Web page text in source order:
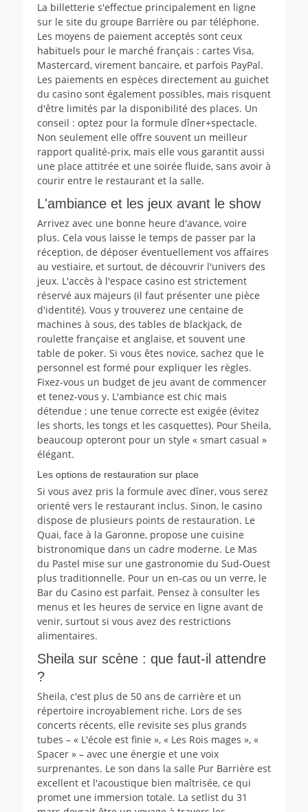
La billetterie s'effectue principalement en ligne
sur le site du groupe Barrière ou par téléphone.
Les moyens de paiement acceptés sont ceux
habituels pour le marché français : cartes Visa,
Mastercard, virement bancaire, et parfois PayPal.
Les paiements en espèces directement au guichet
du casino sont également possibles, mais risquent
d'être limités par la disponibilité des places. Un
conseil : optez pour la formule dîner+spectacle.
Non seulement elle offre souvent un meilleur
rapport qualité-prix, mais elle vous garantit aussi
une place attitrée et une soirée fluide, sans avoir à
courir entre le restaurant et la salle.
L'ambiance et les jeux avant le show
Arrivez avec une bonne heure d'avance, voire
plus. Cela vous laisse le temps de passer par la
réception, de déposer éventuellement vos affaires
au vestiaire, et surtout, de découvrir l'univers des
jeux. L'accès à l'espace casino est strictement
réservé aux majeurs (il faut présenter une pièce
d'identité). Vous y trouverez une centaine de
machines à sous, des tables de blackjack, de
roulette française et anglaise, et souvent une
table de poker. Si vous êtes novice, sachez que le
personnel est formé pour expliquer les règles.
Fixez-vous un budget de jeu avant de commencer
et tenez-vous y. L'ambiance est chic mais
détendue ; une tenue correcte est exigée (évitez
les shorts, les tongs et les casquettes). Pour Sheila,
beaucoup opteront pour un style « smart casual »
élégant.
Les options de restauration sur place
Si vous avez pris la formule avec dîner, vous serez
orienté vers le restaurant inclus. Sinon, le casino
dispose de plusieurs points de restauration. Le
Quai, face à la Garonne, propose une cuisine
bistronomique dans un cadre moderne. Le Mas
du Pastel mise sur une gastronomie du Sud-Ouest
plus traditionnelle. Pour un en-cas ou un verre, le
Bar du Casino est parfait. Pensez à consulter les
menus et les heures de service en ligne avant de
venir, surtout si vous avez des restrictions
alimentaires.
Sheila sur scène : que faut-il attendre
?
Sheila, c'est plus de 50 ans de carrière et un
répertoire incroyablement riche. Lors de ses
concerts récents, elle revisite ses plus grands
tubes – « L'école est finie », « Les Rois mages », «
Spacer » – avec une énergie et une voix
surprenantes. Le son dans la salle Pur Barrière est
excellent et l'acoustique bien maîtrisée, ce qui
promet une immersion totale. La setlist du 31